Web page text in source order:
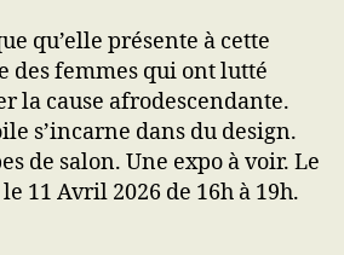
qu’elle présente à cette
des femmes qui ont lutté
la cause afrodescendante.
s’incarne dans du design.
de salon. Une expo à voir. Le
11 Avril 2026 de 16h à 19h.